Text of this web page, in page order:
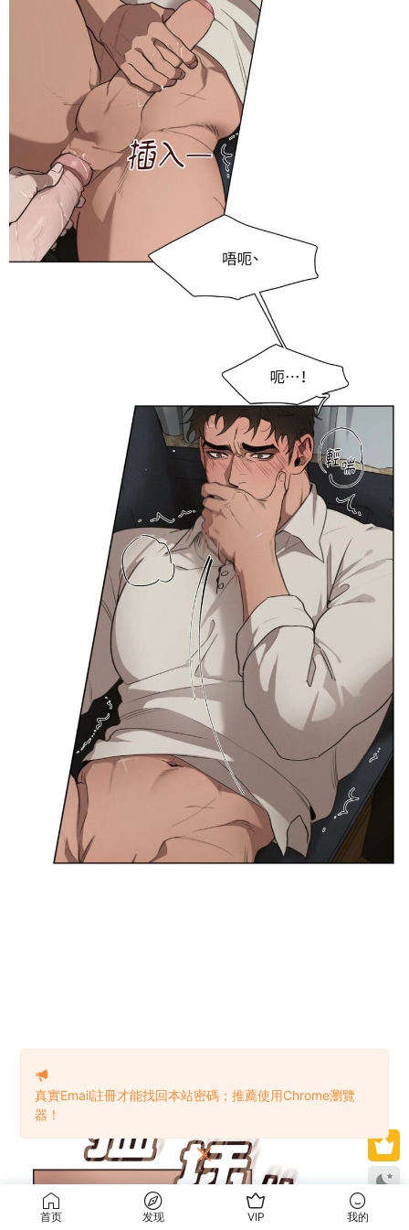
首页 发现 VIP 我的
真實Email註冊才能找回本站密碼；推薦使用Chrome瀏覽
器！